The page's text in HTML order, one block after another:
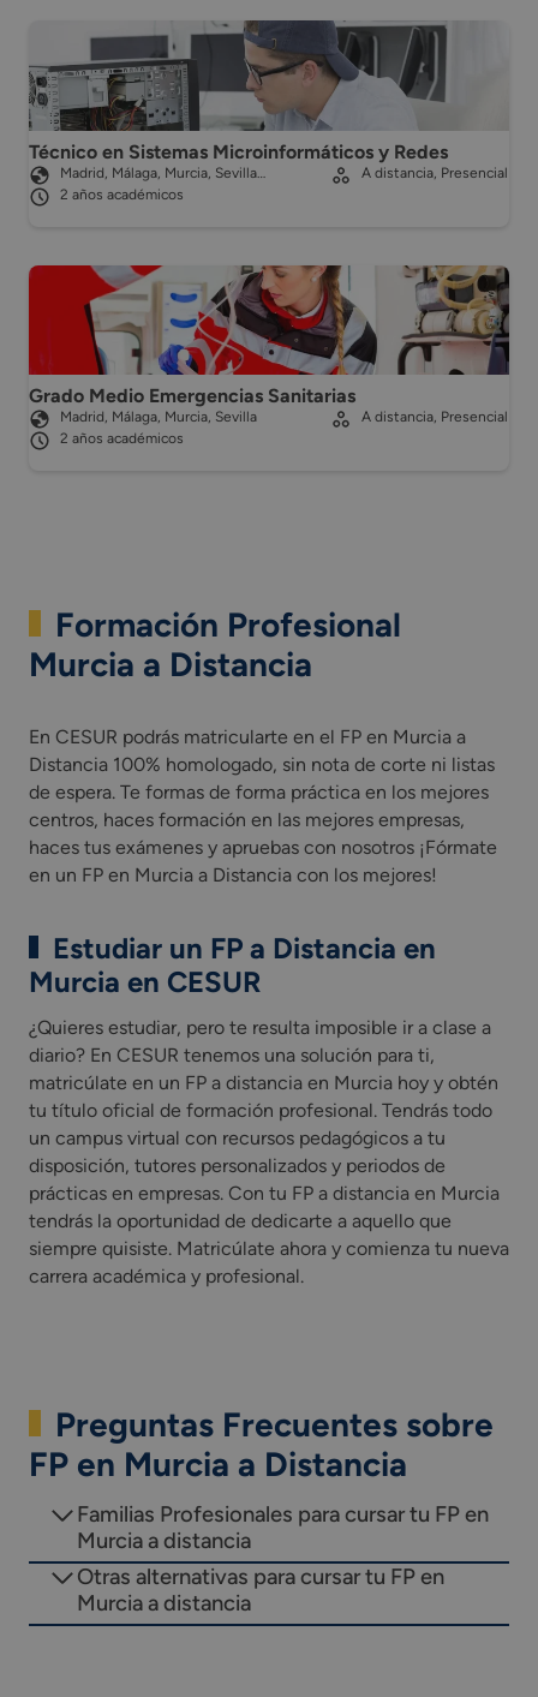
Técnico en Sistemas Microinformáticos y Redes
Madrid, Málaga, Murcia, Sevilla…
2 años académicos
A distancia, Presencial
Grado Medio Emergencias Sanitarias
Madrid, Málaga, Murcia, Sevilla
2 años académicos
A distancia, Presencial
Formación Profesional
Murcia a Distancia
En CESUR podrás matricularte en el FP en Murcia a
Distancia 100% homologado, sin nota de corte ni listas
de espera. Te formas de forma práctica en los mejores
centros, haces formación en las mejores empresas,
haces tus exámenes y apruebas con nosotros ¡Fórmate
en un FP en Murcia a Distancia con los mejores!
Estudiar un FP a Distancia en
Murcia en CESUR
¿Quieres estudiar, pero te resulta imposible ir a clase a
diario? En CESUR tenemos una solución para ti,
matricúlate en un FP a distancia en Murcia hoy y obtén
tu título oficial de formación profesional. Tendrás todo
un campus virtual con recursos pedagógicos a tu
disposición, tutores personalizados y periodos de
prácticas en empresas. Con tu FP a distancia en Murcia
tendrás la oportunidad de dedicarte a aquello que
siempre quisiste. Matricúlate ahora y comienza tu nueva
carrera académica y profesional.
Preguntas Frecuentes sobre
FP en Murcia a Distancia
Familias Profesionales para cursar tu FP en
Murcia a distancia
Otras alternativas para cursar tu FP en
Murcia a distancia